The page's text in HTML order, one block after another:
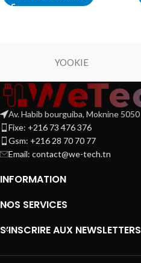
YOOKIE
Av. Habib bourguiba, Moknine 5050
Fixe: +216 73 476 376
Gsm: +216 28 70 70 77
Email: contact@we-tech.tn
INFORMATION
NOS SERVICES
S’INSCRIRE AUX NEWSLETTERS